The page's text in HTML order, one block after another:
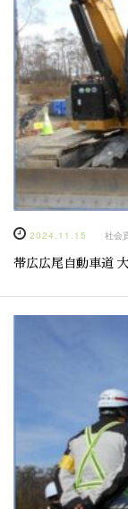
2024.11.15 社会
帯広広尾自動車道